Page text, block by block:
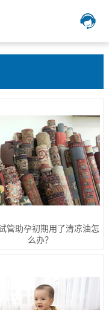
管助孕初期用了清凉油怎
么办？